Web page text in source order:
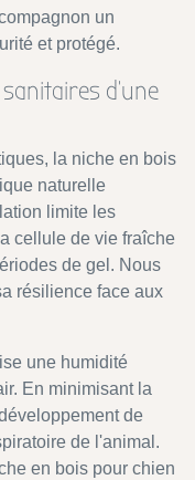
un
et protégé.
d'une
la niche en bois
naturelle
limite les
cellule de vie fraîche
de gel. Nous
résilience face aux
une humidité
En minimisant la
de
de l'animal.
en bois pour chien